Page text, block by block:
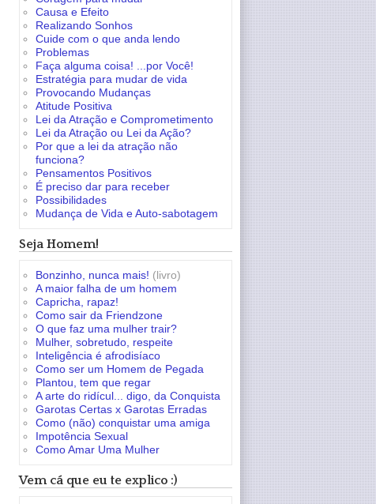
Causa e Efeito
Realizando Sonhos
Cuide com o que anda lendo
Problemas
Faça alguma coisa! ...por Você!
Estratégia para mudar de vida
Provocando Mudanças
Atitude Positiva
Lei da Atração e Comprometimento
Lei da Atração ou Lei da Ação?
Por que a lei da atração não
funciona?
Pensamentos Positivos
É preciso dar para receber
Possibilidades
Mudança de Vida e Auto-sabotagem
Seja Homem!
Bonzinho, nunca mais! (livro)
A maior falha de um homem
Capricha, rapaz!
Como sair da Friendzone
O que faz uma mulher trair?
Mulher, sobretudo, respeite
Inteligência é afrodisíaco
Como ser um Homem de Pegada
Plantou, tem que regar
A arte do ridícul... digo, da Conquista
Garotas Certas x Garotas Erradas
Como (não) conquistar uma amiga
Impotência Sexual
Como Amar Uma Mulher
Vem cá que eu te explico :)